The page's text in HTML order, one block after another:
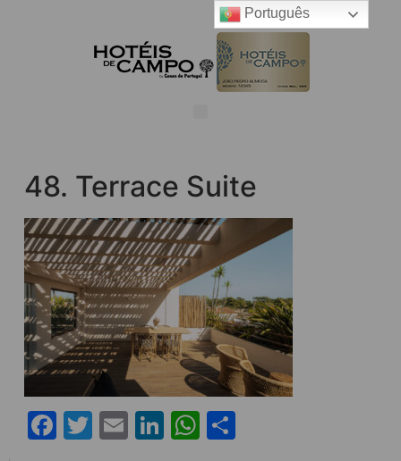
48. Terrace Suite
Facebook
Twitter
EmailLinkedIn
WhatsApp
Português